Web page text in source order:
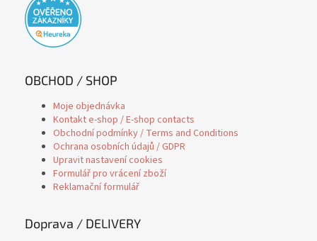
OBCHOD / SHOP
Moje objednávka
Kontakt e-shop / E-shop contacts
Obchodní podmínky / Terms and Conditions
Ochrana osobních údajů / GDPR
Upravit nastavení cookies
Formulář pro vrácení zboží
Reklamační formulář
Doprava / DELIVERY